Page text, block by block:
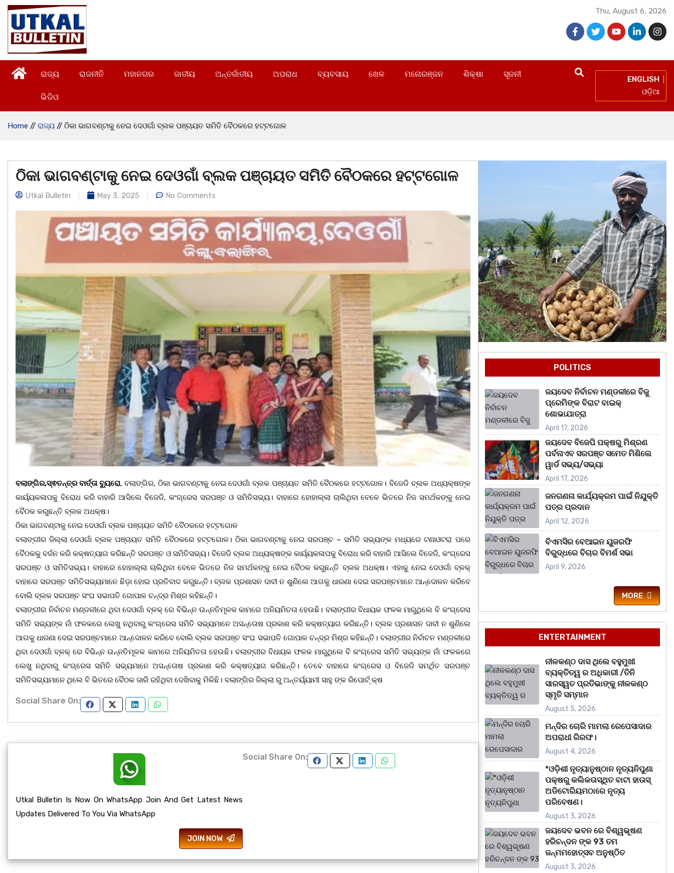
Thu, August 6, 2026
ରାଜ୍ୟ ରାଜନୀତି ମହାନଗର ଜାତୀୟ ଅନ୍ତର୍ଜାତୀୟ ଅପରାଧ ବ୍ୟବସାୟ ଖେଳ ମନୋରଞ୍ଜନ ଶିକ୍ଷା ସୃଜନୀ
ଭିଡିଓ
ENGLISH
ଓଡ଼ିଆ
Home // ରାଜ୍ୟ // ଠିକା ଭାଗବଣ୍ଟାକୁ ନେଇ ଦେଓଗାଁ ବ୍ଲକ ପଞ୍ଚାୟତ ସମିତି ବୈଠକରେ ହଟ୍ଟଗୋଳ
ଠିକା ଭାଗବଣ୍ଟାକୁ ନେଇ ଦେଓଗାଁ ବ୍ଲକ ପଞ୍ଚାୟତ ସମିତି ବୈଠକରେ ହଟ୍ଟଗୋଳ
Utkal Bulletin May 3, 2025 No Comments
ବଲାଙ୍ଗିର,ସ୍ଵତନ୍ତ୍ର ବାର୍ତ୍ତା ବ୍ୟୁରୋ, ବଲାଙ୍ଗିର, ଠିକା ଭାଗବଣ୍ଟାକୁ ନେଇ ଦେଓଗାଁ ବ୍ଲକ ପଞ୍ଚାୟତ ସମିତି ବୈଠକରେ ହଟ୍ଟଗୋଳ। ବିଜେଡି ବ୍ଲକ ଅଧ୍ୟକ୍ଷଙ୍କ
କାର୍ୟ୍ୟକଳାପକୁ ବିରୋଧ କରି ବାହାରି ଆସିଲେ ବିଜେଡି, କଂଗ୍ରେସ ସରପଞ୍ଚ ଓ ସମିତିସଭ୍ୟ। ବାହାରେ ହୋହାଲ୍ଲା ଚାଲିଥିବା ବେଳେ ଭିତରେ ନିଜ ସମର୍ଥକଙ୍କୁ ନେଇ
ବୈଠକ କରୁଛନ୍ତି ବ୍ଲକ ଅଧକ୍ଷ।
ଠିକା ଭାଗବଣ୍ଟାକୁ ନେଇ ଦେଓଗାଁ ବ୍ଲକ ପଞ୍ଚାୟତ ସମିତି ବୈଠକରେ ହଟ୍ଟଗୋଳ
ବଲାଙ୍ଗୀର ଜିଲ୍ଲା ଦେଓଗାଁ ବ୍ଲକ ପଞ୍ଚାୟତ ସମିତି ବୈଠକରେ ହଟ୍ଟଗୋଳ। ଠିକା ଭାଗବଣ୍ଟାକୁ ନେଇ ସରପଞ୍ଚ – ସମିତି ସଭ୍ୟଙ୍କ ମଧ୍ୟରେ ଟଣାଓଟରା ପରେ
ବୈଠକକୁ ବର୍ଜନ କରି କକ୍ଷତ୍ୟାଗ କରିଛନ୍ତି ସରପଞ୍ଚ ଓ ସମିତିସଭ୍ୟ। ବିଜେଡି ବ୍ଲକ ଅଧ୍ୟକ୍ଷଙ୍କ କାର୍ୟ୍ୟକଳାପକୁ ବିରୋଧ କରି ବାହାରି ଆସିଲେ ବିଜେଡି, କଂଗ୍ରେସ
ସରପଞ୍ଚ ଓ ସମିତିସଭ୍ୟ। ବାହାରେ ହୋହାଲ୍ଲା ଚାଲିଥିବା ବେଳେ ଭିତରେ ନିଜ ସମର୍ଥକଙ୍କୁ ନେଇ ବୈଠକ କରୁଛନ୍ତି ବ୍ଲକ ଅଧକ୍ଷ। ଏହାକୁ ନେଇ ଦେଓଗାଁ ବ୍ଳକ୍
ବାହାରେ ସରପଞ୍ଚ ସମିତିସଭ୍ୟମାନେ ଛିଡ଼ା ହୋଇ ପ୍ରତିବାଦ କରୁଛନ୍ତି। ବ୍ଲକ ପ୍ରଶାସନ ଦାବୀ ନ ଶୁଣିଲେ ଆଗକୁ ଧାରଣା ଦେଇ ସରପଞ୍ଚମାନେ ଆନ୍ଦୋଳନ କରିବେ
ବୋଲି ବ୍ଲକ ସରପଞ୍ଚ ସଂଘ ସଭାପତି ଗୋପାଳ ଚନ୍ଦ୍ର ମିଶ୍ର କହିଛନ୍ତି।
ବଲାଙ୍ଗୀର ନିର୍ବାଚନ ମଣ୍ଡଳୀରେ ଥିବା ଦେଓଗାଁ ବ୍ଳକ୍ ରେ ବିଭିନ୍ନ ଉନ୍ନତିମୂଳକ କାମରେ ଅନିୟମିତତା ହେଉଛି। ବଲାଙ୍ଗୀର ବିଧାୟକ ଫଳକ ମାରୁଥିଲେ ବି କଂଗ୍ରେସ
ସମିତି ସଭ୍ୟଙ୍କ ନାଁ ଫଳକରେ ଲେଖୁ ନଥିବାରୁ କଂଗ୍ରେସ ସମିତି ସଭ୍ୟମାନେ ଅସନ୍ତୋଷ ପ୍ରକାଶ କରି କକ୍ଷତ୍ୟାଗ କରିଛନ୍ତି। ବ୍ଲକ ପ୍ରଶାସନ ଦାବୀ ନ ଶୁଣିଲେ
ଆଗକୁ ଧାରଣା ଦେଇ ସରପଞ୍ଚମାନେ ଆନ୍ଦୋଳନ କରିବେ ବୋଲି ବ୍ଲକ ସରପଞ୍ଚ ସଂଘ ସଭାପତି ଗୋପାଳ ଚନ୍ଦ୍ର ମିଶ୍ର କହିଛନ୍ତି। ବଲାଙ୍ଗୀର ନିର୍ବାଚନ ମଣ୍ଡଳୀରେ
ଥିବା ଦେଓଗାଁ ବ୍ଳକ୍ ରେ ବିଭିନ୍ନ ଉନ୍ନତିମୂଳକ କାମରେ ଅନିୟମିତତା ହେଉଛି। ବଲାଙ୍ଗୀର ବିଧାୟକ ଫଳକ ମାରୁଥିଲେ ବି କଂଗ୍ରେସ ସମିତି ସଭ୍ୟଙ୍କ ନାଁ ଫଳକରେ
ଲେଖୁ ନଥିବାରୁ କଂଗ୍ରେସ ସମିତି ସଭ୍ୟମାନେ ଅସନ୍ତୋଷ ପ୍ରକାଶ କରି କକ୍ଷତ୍ୟାଗ କରିଛନ୍ତି। ତେବେ ବାହାରେ କଂଗ୍ରେସ ଓ ବିଜେଡି ସମର୍ଥିତ ସରପଞ୍ଚ
ସମିତିସଭ୍ୟମାନେ ଥିଲେ ବି ଭିତରେ ବୈଠକ ଜାରି ରହିଥିବା ଦେଖିବାକୁ ମିଳିଛି। ବଲାଙ୍ଗିର ଜିଲ୍ଲା ରୁ ଅନ୍ତର୍ୟ୍ୟାମୀ ସାହୁ ଙ୍କ ରିପୋର୍ଟ୍ କ୍ଷ
Social Share On:
Utkal Bulletin Is Now On WhatsApp Join And Get Latest News
Updates Delivered To You Via WhatsApp
JOIN NOW
Social Share On:
POLITICS
ଜୟଦେବ ନିର୍ବାଚନ ମଣ୍ଡଳୀରେ ବିଜୁ
ପ୍ରେମିଙ୍କ ବିରାଟ ବାଇକ୍
ଶୋଭାଯାତ୍ରା
April 17, 2026
ଜୟଦେବ ବିଜେପି ପକ୍ଷରୁ ମିଶ୍ରଣ
ପର୍ବନାଏବ ସରପଞ୍ଚ ସମେତ ମିଶିଲେ
ୱାର୍ଡ ସଭ୍ୟ/ସଭ୍ୟା
April 17, 2026
ଜନଗଣନା କାର୍ଯ୍ୟକ୍ରମ ପାଇଁ ନିଯୁକ୍ତି
ପତ୍ର ପ୍ରଦାନ
April 12, 2026
ବିଏମସିର ବେଆଇନ ୟୁଜରଫି
ବିରୁଦ୍ଧରେ ବିଚାର ବିମର୍ଶ ସଭା
April 9, 2026
MORE
ENTERTAINMENT
ନୀଳକଣ୍ଠ ଦାସ ଥିଲେ ବହୁମୁଖୀ
ବ୍ୟକ୍ତିତ୍ୱ ର ଅଧିକାରୀ /ତିନି
ସାରସ୍ୱତ ପ୍ରତିଭାଙ୍କୁ ନୀଳକଣ୍ଠ
ସ୍ମୃତି ସମ୍ମାନ
August 5, 2026
ମନ୍ଦିର ଚୋରି ମାମଲା ରେପେସାଦାର
ଅପରାଧୀ ଗିରଫ।
August 4, 2026
*ଓଡ଼ିଶୀ ନୃତ୍ୟାନୁଷ୍ଠାନ ନୃତ୍ୟନିପୁଣା
ପକ୍ଷରୁ କଲିକତାସ୍ଥିତ ବାଟା ହାଉସ୍
ଅଡିଟୋରିୟମଠାରେ ନୃତ୍ୟ
ପରିବେଷଣ।
August 3, 2026
ଜୟଦେବ ଭବନ ରେ ବିଶ୍ୱଭୂଷଣ
ହରିଚନ୍ଦନ ଙ୍କ 93 ତମ
ଜନ୍ମମହୋତ୍ସବ ଅନୁଷ୍ଠିତ
August 3, 2026